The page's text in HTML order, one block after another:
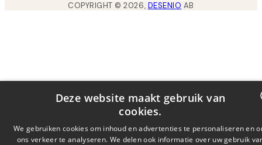
COPYRIGHT ©2026, DESENIO AB
DUTCH
Deze website maakt gebruik van
cookies.
We gebruiken cookies om inhoud en advertenties te personaliseren en
ons verkeer te analyseren. We delen ook informatie over uw gebruik